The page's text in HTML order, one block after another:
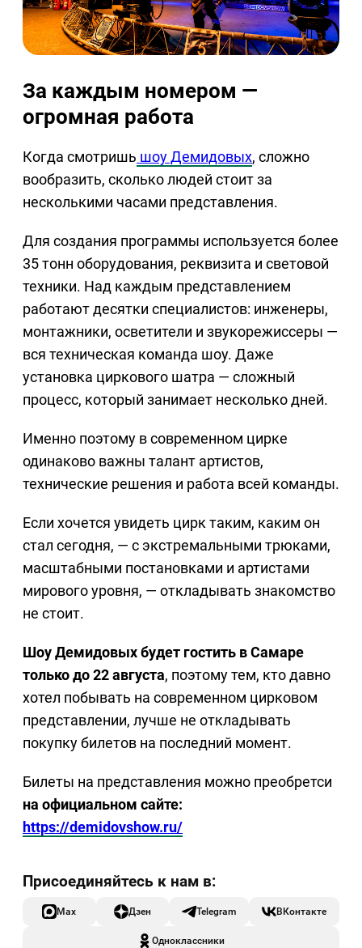
За каждым номером —
огромная работа
Когда смотришь шоу Демидовых, сложно
вообразить, сколько людей стоит за
несколькими часами представления.
Для создания программы используется более
35 тонн оборудования, реквизита и световой
техники. Над каждым представлением
работают десятки специалистов: инженеры,
монтажники, осветители и звукорежиссеры —
вся техническая команда шоу. Даже
установка циркового шатра — сложный
процесс, который занимает несколько дней.
Именно поэтому в современном цирке
одинаково важны талант артистов,
технические решения и работа всей команды.
Если хочется увидеть цирк таким, каким он
стал сегодня, — с экстремальными трюками,
масштабными постановками и артистами
мирового уровня, — откладывать знакомство
не стоит.
Шоу Демидовых будет гостить в Самаре
только до 22 августа, поэтому тем, кто давно
хотел побывать на современном цирковом
представлении, лучше не откладывать
покупку билетов на последний момент.
Билеты на представления можно преобретси
на официальном сайте:
https://demidovshow.ru/
Max Дзен Telegram ВКонтакте
Одноклассники